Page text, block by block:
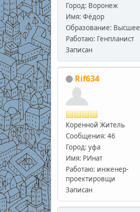
Город: Воронеж
Имя: Фёдор
Образование: Высшее
Работаю: Генпланист
Записан
Rif634
Коренной Житель
Сообщения: 46
Город: уфа
Имя: РИнат
Работаю: инженер-
проектировщи
Записан